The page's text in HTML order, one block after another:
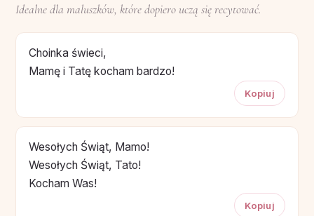
Idealne dla maluszków, które dopiero uczą się recytować.
Choinka świeci,
Mamę i Tatę kocham bardzo!
Kopiuj
Wesołych Świąt, Mamo!
Wesołych Świąt, Tato!
Kocham Was!
Kopiuj